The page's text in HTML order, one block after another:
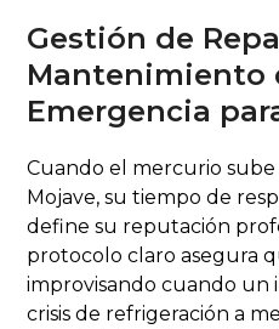
Gestión de
Mantenimiento
Emergencia
Cuando el mercurio
Mojave, su tiempo de
define su reputación
protocolo claro asegura
improvisando cuando un
crisis de refrigeración a